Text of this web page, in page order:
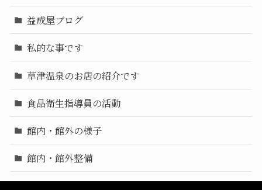
益成屋ブログ
私的な事です
草津温泉のお店の紹介です
食品衛生指導員の活動
館内・館外の様子
館内・館外整備